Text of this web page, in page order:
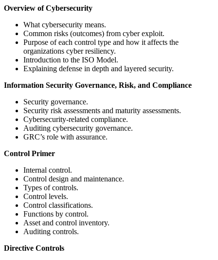
Overview of Cybersecurity
What cybersecurity means.
Common risks (outcomes) from cyber exploit.
Purpose of each control type and how it affects the
organizations cyber resiliency.
Introduction to the ISO Model.
Explaining defense in depth and layered security.
Information Security Governance, Risk, and Compliance
Security governance.
Security risk assessments and maturity assessments.
Cybersecurity-related compliance.
Auditing cybersecurity governance.
GRC’s role with assurance.
Control Primer
Internal control.
Control design and maintenance.
Types of controls.
Control levels.
Control classifications.
Functions by control.
Asset and control inventory.
Auditing controls.
Directive Controls